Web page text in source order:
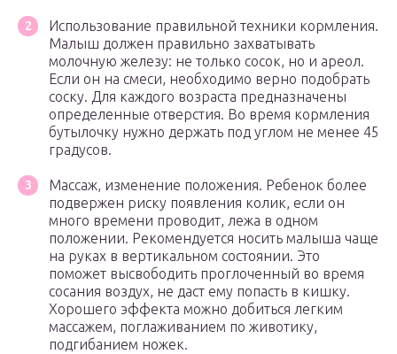
Использование правильной техники кормления.
Малыш должен правильно захватывать
молочную железу: не только сосок, но и ареол.
Если он на смеси, необходимо верно подобрать
соску. Для каждого возраста предназначены
определенные отверстия. Во время кормления
бутылочку нужно держать под углом не менее 45
градусов.
Массаж, изменение положения. Ребенок более
подвержен риску появления колик, если он
много времени проводит, лежа в одном
положении. Рекомендуется носить малыша чаще
на руках в вертикальном состоянии. Это
поможет высвободить проглоченный во время
сосания воздух, не даст ему попасть в кишку.
Хорошего эффекта можно добиться легким
массажем, поглаживанием по животику,
подгибанием ножек.